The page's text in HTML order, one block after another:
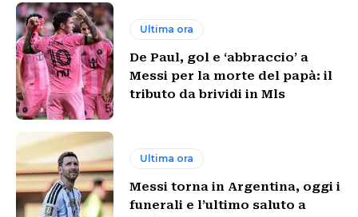
Ultima ora
De Paul, gol e ‘abbraccio’ a
Messi per la morte del papà: il
tributo da brividi in Mls
Ultima ora
Messi torna in Argentina, oggi i
funerali e l’ultimo saluto a